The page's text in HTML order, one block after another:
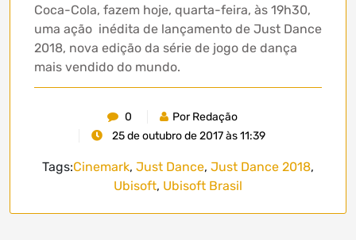
Coca-Cola, fazem hoje, quarta-feira, às 19h30,
uma ação inédita de lançamento de Just Dance
2018, nova edição da série de jogo de dança
mais vendido do mundo.
0
Por Redação
25 de outubro de 2017 às 11:39
Tags:Cinemark, Just Dance, Just Dance 2018,
Ubisoft, Ubisoft Brasil